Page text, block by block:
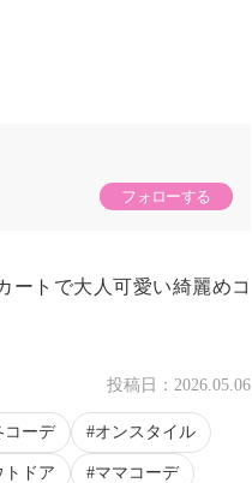
フォローする
ートで大人可愛い綺麗めコ
投稿日： 2026.05.06
コーデ オンスタイル
トドア ママコーデ